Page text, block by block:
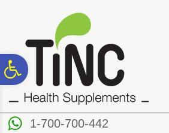
נגישות
1-700-700-442